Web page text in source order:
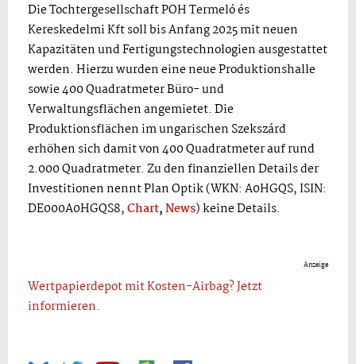
Die Tochtergesellschaft POH Termeló és
Kereskedelmi Kft soll bis Anfang 2025 mit neuen
Kapazitäten und Fertigungstechnologien ausgestattet
werden. Hierzu wurden eine neue Produktionshalle
sowie 400 Quadratmeter Büro- und
Verwaltungsflächen angemietet. Die
Produktionsflächen im ungarischen Szekszárd
erhöhen sich damit von 400 Quadratmeter auf rund
2.000 Quadratmeter. Zu den finanziellen Details der
Investitionen nennt Plan Optik (WKN: A0HGQS, ISIN:
DE000A0HGQS8,Chart,News) keine Details.
Anzeige
Wertpapierdepot mit Kosten-Airbag? Jetzt
informieren.